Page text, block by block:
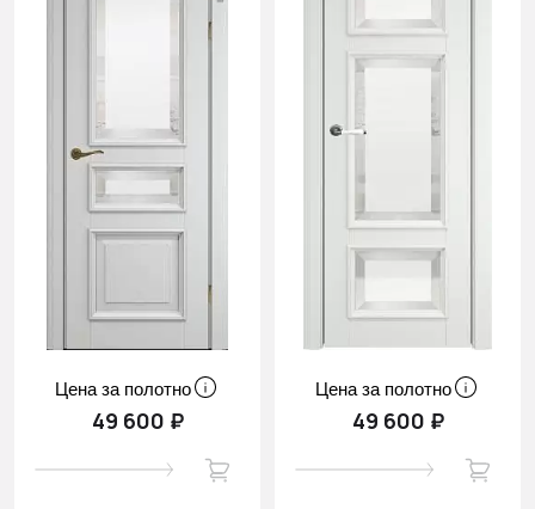
Цена за полотно
49 600 ₽
Цена за полотно
49 600 ₽